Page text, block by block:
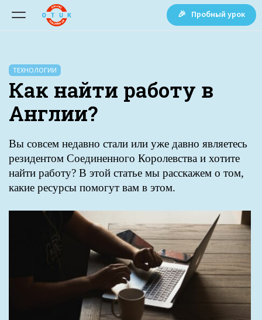
🎉 Пробный урок
ТЕХНОЛОГИИ
Как найти работу в
Англии?
Вы совсем недавно стали или уже давно являетесь
резидентом Соединенного Королевства и хотите
найти работу? В этой статье мы расскажем о том,
какие ресурсы помогут вам в этом.